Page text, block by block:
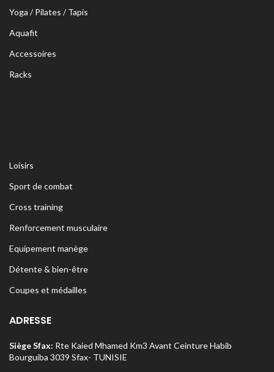
Yoga / Pilates / Tapis
Aquafit
Accessoires
Racks
Loisirs
Sport de combat
Cross training
Renforcement musculaire
Equipement manège
Détente & bien-être
Coupes et médailles
ADRESSE
Siège Sfax: Rte Kaied Mhamed Km3 Avant Ceinture Habib
Bourguiba 3039 Sfax- TUNISIE